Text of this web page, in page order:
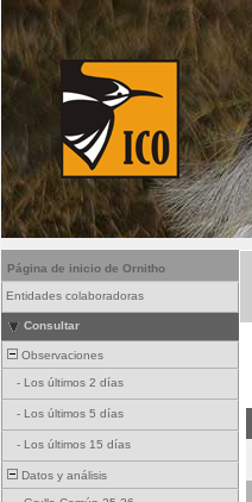
Página de inicio de Ornitho
Entidades colaboradoras
Consultar
Observaciones
- Los últimos 2 días
- Los últimos 5 días
- Los últimos 15 días
Datos y análisis